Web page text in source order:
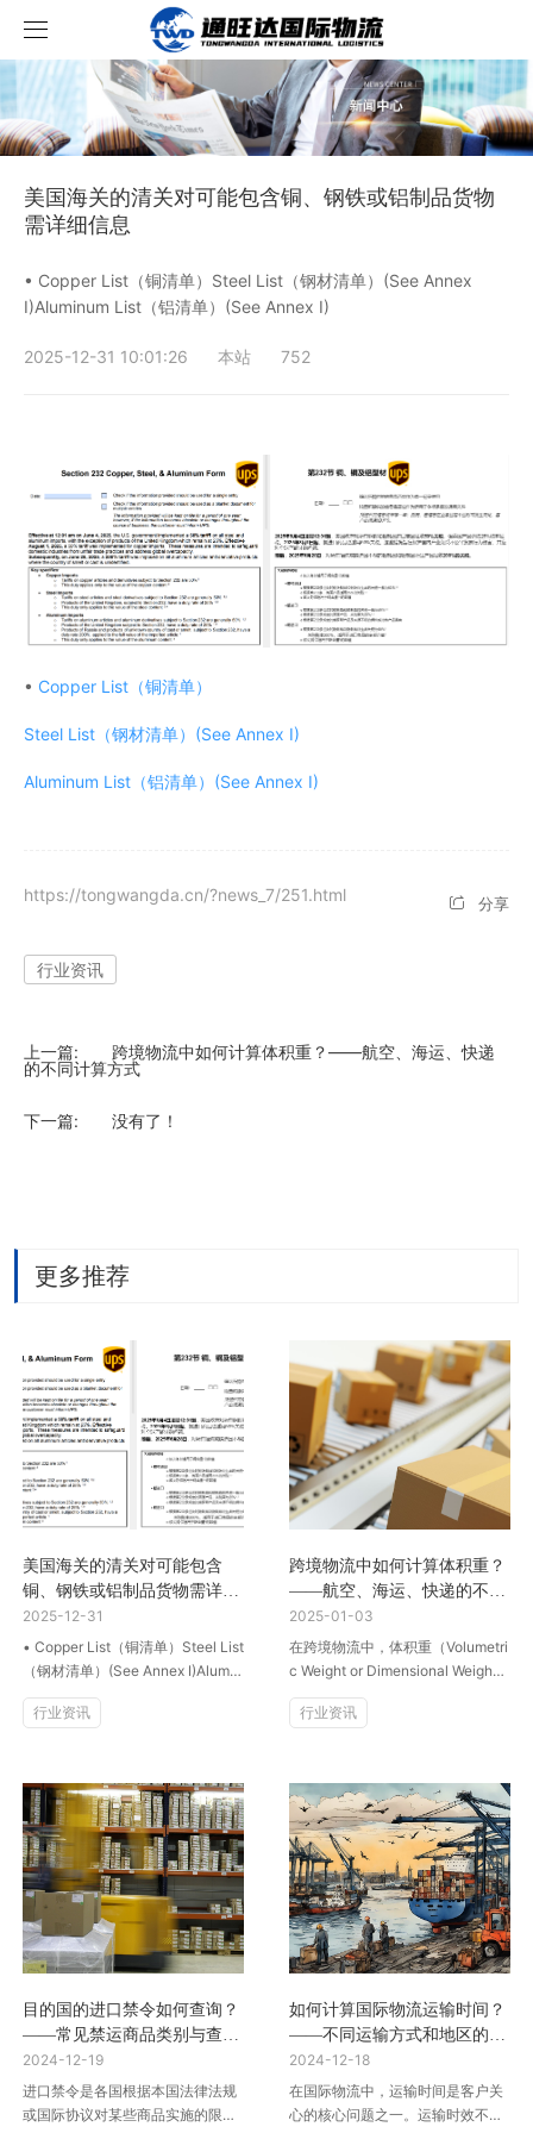
首页
服务项目
服务内容
资讯中心
跨境新闻
案例展示
轨迹查询
美国海关的清关对可能包含铜、钢铁或铝制品货物
需详细信息
• Copper List（铜清单）Steel List（钢材清单）(See Annex
I)Aluminum List（铝清单）(See Annex I)
2025-12-31 10:01:26 本站 752
• Copper List（铜清单）
Steel List（钢材清单）(See Annex I)
Aluminum List（铝清单）(See Annex I)
https://tongwangda.cn/?news_7/251.html 分享
行业资讯
上一篇:
跨境物流中如何计算体积重？——航空、海运、快递
的不同计算方式
下一篇: 没有了！
更多推荐
美国海关的清关对可能包含
铜、钢铁或铝制品货物需详细
信息
2025-12-31
• Copper List（铜清单）Steel List
（钢材清单）(See Annex I)Alumin
um List（铝清单）(See Annex I)
行业资讯
跨境物流中如何计算体积重？
——航空、海运、快递的不同
计算方式
2025-01-03
在跨境物流中，体积重（Volumetri
c Weight or Dimensional Weigh
t） 是运输费用计算的重要依据之
一。不同运输方式（航空、海
行业资讯
目的国的进口禁令如何查询？
——常见禁运商品类别与查询
途径
2024-12-19
进口禁令是各国根据本国法律法规
或国际协议对某些商品实施的限
如何计算国际物流运输时间？
——不同运输方式和地区的时
效估算方法
2024-12-18
在国际物流中，运输时间是客户关
心的核心问题之一。运输时效不仅